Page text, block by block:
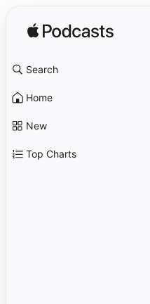
Search
Home
New
Top Charts